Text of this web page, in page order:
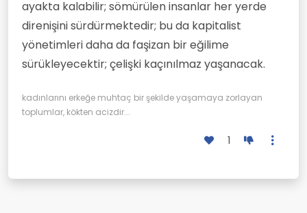
ayakta kalabilir; sömürülen insanlar her yerde
direnişini sürdürmektedir; bu da kapitalist
yönetimleri daha da faşizan bir eğilime
sürükleyecektir; çelişki kaçınılmaz yaşanacak.
kadınlarını erkeğe muhtaç bir şekilde yaşamaya zorlayan
toplumlar, kökten acizdir...
1